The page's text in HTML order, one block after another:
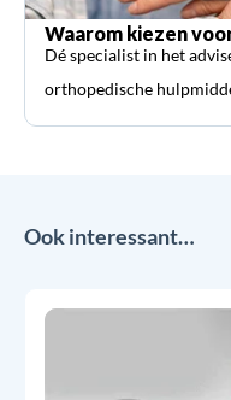
Waarom kiezen
Dé specialist in het
orthopedische
Ook interessant…